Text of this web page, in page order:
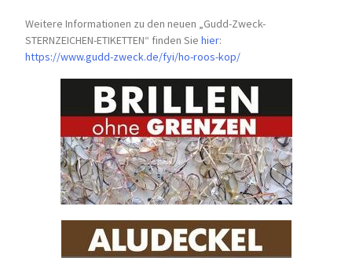
Weitere Informationen zu den neuen „Gudd-Zweck-
STERNZEICHEN-ETIKETTEN“ finden Siehier:
https://www.gudd-zweck.de/fyi/ho-roos-kop/